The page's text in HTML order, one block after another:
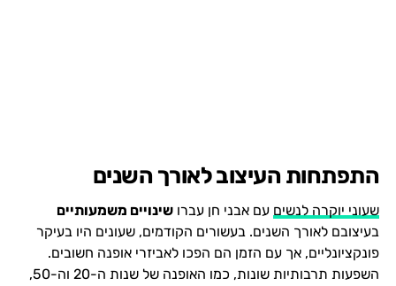
התפתחות העיצוב לאורך השנים
שעוני יוקרה לנשים עם אבני חן עברו שינויים משמעותיים
בעיצובם לאורך השנים. בעשורים הקודמים, שעונים היו בעיקר
פונקציונליים, אך עם הזמן הם הפכו לאביזרי אופנה חשובים.
השפעות תרבותיות שונות, כמו האופנה של שנות ה-20 וה-50,